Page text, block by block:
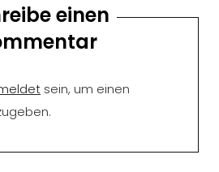
einen
sein, um einen